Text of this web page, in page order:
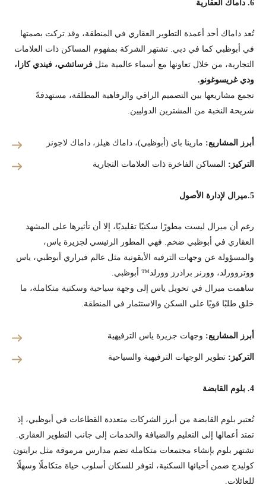
6. داماك العقارية
تُعد داماك أحد أعمدة التطوير العقاري في المنطقة، وقد تركت بصمتها
في أبوظبي كما في دبي. تشتهر الشركة بمفهوم المساكن ذات العلامات
التجارية، من خلال تعاونها مع أسماء عالمية مثل فرساتشي، فيندي كازا،
ودي غريسوغونو.
تجمع مشاريعها بين التصميم الراقي والرفاهية المطلقة، مستهدفةً
شريحة النخبة من المشترين الدوليين.
أبرز المشاريع: مارينا باي (أبوظبي)، داماك هيلز، داماك لاجونز
التركيز: المساكن الفاخرة ذات العلامات التجارية
5.ميرال لإدارة الأصول
رغم أن ميرال ليست مطورًا سكنيًا تقليديًا، إلا أن تأثيرها على المشهد
العقاري في أبوظبي ضخم. فهي المطور الرئيسي لجزيرة ياس،
والمسؤولة عن وجهات الترفيه الأيقونية مثل عالم فيراري أبوظبي، ياس
ووتروورلد، وورنر براذرز وورلد™ أبوظبي.
ساهمت ميرال في تحويل ياس إلى وجهة سياحية وسكنية متكاملة، ما
خلق طلبًا قويًا على السكن والاستثمار في المنطقة.
أبرز المشاريع: وجهات جزيرة ياس الترفيهية
التركيز: تطوير الوجهات الترفيهية والسياحية
4. بلوم القابضة
تُعتبر بلوم القابضة من أبرز الشركات متعددة القطاعات في أبوظبي، إذ
تمتد أعمالها إلى التعليم والضيافة والخدمات إلى جانب التطوير العقاري.
تشتهر بلوم بإنشاء مجتمعات متكاملة تضم مدارس مرموقة مثل برايتون
كوليدج ضمن أحيائها السكنية، لتوفر للسكان أسلوب حياة متكاملًا وسهلًا
للعائلات.